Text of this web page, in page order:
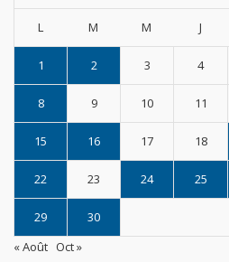
L M M J
1 2 3 4
8 9 10 11
15 16 17 18
22 23 24 25
29
30
« Août Oct »